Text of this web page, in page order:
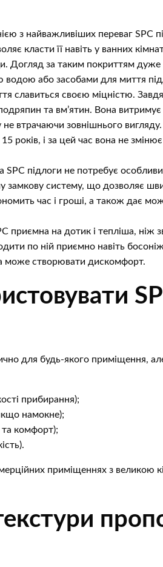
з найважливіших переваг SPC
класти її навіть у ванних
Догляд за таким покриттям
або засобами для миття
славиться своєю міцністю.
та вм’ятин. Вона витримує
втрачаючи зовнішнього
років, і за цей час вона не
підлоги не потребує
замкову систему, що дозволяє
час і гроші, а також дає
приємна на дотик і тепліша, ніж
по ній приємно навіть
може створювати дискомфорт.
для будь-якого приміщення,
прибирання);
намокне);
та комфорт);
приміщеннях з великою